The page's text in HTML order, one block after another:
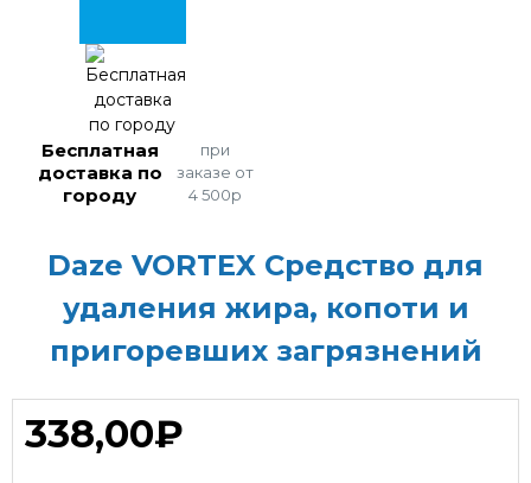
Бесплатная
доставка по
городу
при
заказе от
4 500р
Daze VORTEX Средство для
удаления жира, копоти и
пригоревших загрязнений
338,00₽